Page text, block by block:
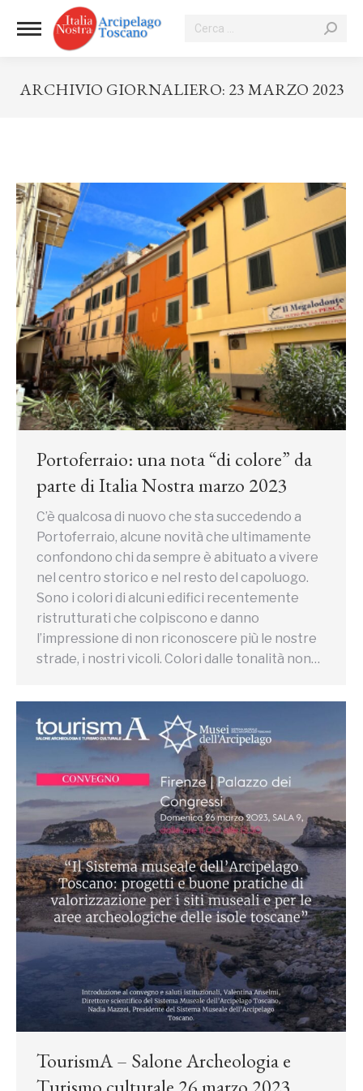
Cerca:
ARCHIVIO GIORNALIERO: 23 MARZO 2023
Portoferraio: una nota “di colore” da
parte di Italia Nostra marzo 2023
C’è qualcosa di nuovo che sta succedendo a
Portoferraio, alcune novità che ultimamente
confondono chi da sempre è abituato a vivere
nel centro storico e nel resto del capoluogo.
Sono i colori di alcuni edifici recentemente
ristrutturati che colpiscono e danno
l’impressione di non riconoscere più le nostre
strade, i nostri vicoli. Colori dalle tonalità non…
TourismA – Salone Archeologia e